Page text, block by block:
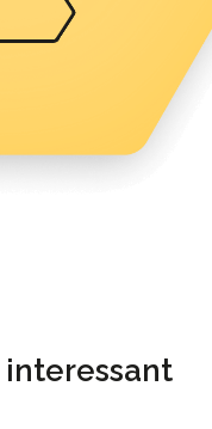
interessant